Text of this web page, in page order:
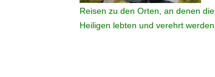
Reisen zu den Orten, an denen die
Heiligen lebten und verehrt werden.